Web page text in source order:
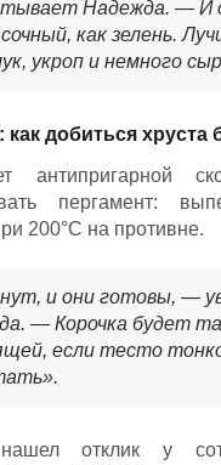
Надежда. — И
как зелень.
укроп и немного
добиться хруста
антипригарной
пергамент:
200°C на противне.
и они готовы, —
— Корочка будет
если тесто
отклик у